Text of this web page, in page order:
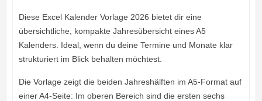
Diese Excel Kalender Vorlage 2026 bietet dir eine
übersichtliche, kompakte Jahresübersicht eines A5
Kalenders. Ideal, wenn du deine Termine und Monate klar
strukturiert im Blick behalten möchtest.
Die Vorlage zeigt die beiden Jahreshälften im A5-Format auf
einer A4-Seite: Im oberen Bereich sind die ersten sechs